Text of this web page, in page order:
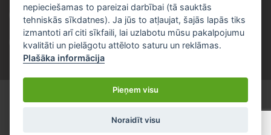
+420 777 96 96 03
info@garden-parts.cz
nepieciešamas to pareizai darbībai (tā sauktās
tehniskās sīkdatnes). Ja jūs to atļaujat, šajās lapās tiks
izmantoti arī citi sīkfaili, lai uzlabotu mūsu pakalpojumu
kvalitāti un pielāgotu attēloto saturu un reklāmas.
Plašāka informācija
Pieņem visu
Noraidīt visu